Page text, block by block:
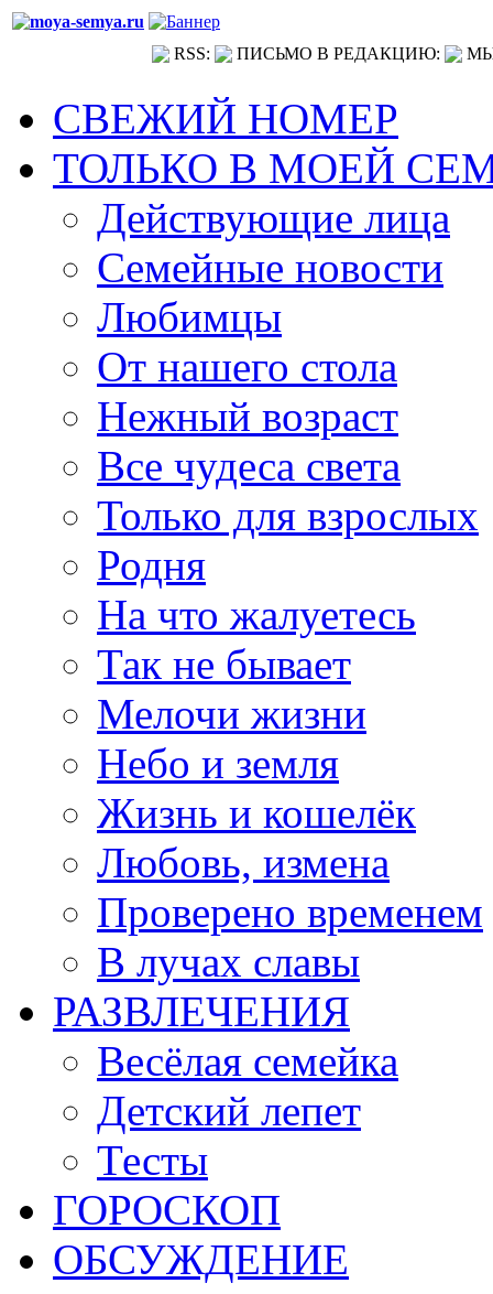
RSS: ПИСЬМО В РЕДАКЦИЮ:
СВЕЖИЙ НОМЕР
ТОЛЬКО В МОЕЙ
Действующие лица
Семейные новости
Любимцы
От нашего стола
Нежный возраст
Все чудеса света
Только для взрослых
Родня
На что жалуетесь
Так не бывает
Мелочи жизни
Небо и земля
Жизнь и кошелёк
Любовь, измена
Проверено временем
В лучах славы
РАЗВЛЕЧЕНИЯ
Весёлая семейка
Детский лепет
Тесты
ГОРОСКОП
ОБСУЖДЕНИЕ